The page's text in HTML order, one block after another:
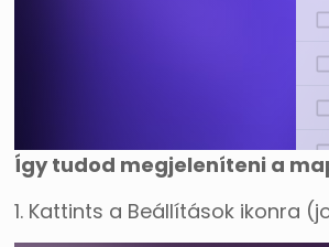
Így tudod megjeleníteni a
1. Kattints a Beállítások ikonra